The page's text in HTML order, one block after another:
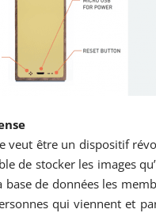
veut être un dispositif
de stocker les images
base de données les
qui viennent et